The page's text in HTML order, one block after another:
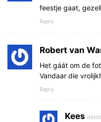
feestje gaat,
Reply
Robert van
Het gáát om de
Vandaar die
Reply
Kees